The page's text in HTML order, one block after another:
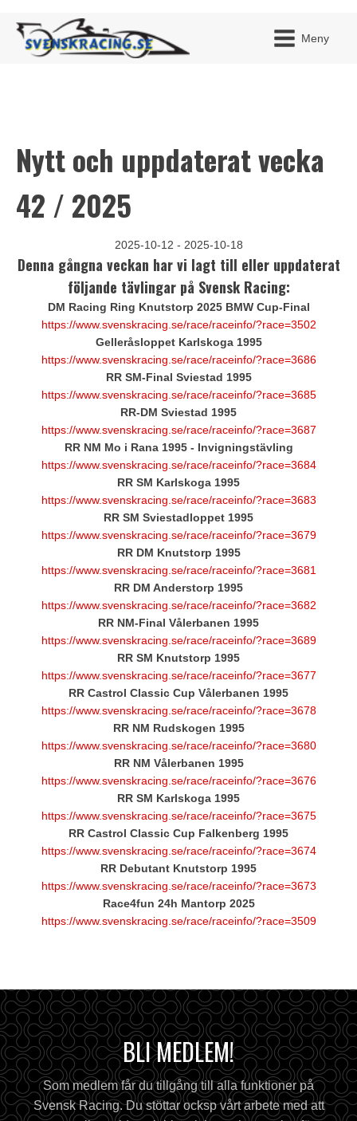
Meny
BLI
MITT
Nytt och uppdaterat vecka
42 / 2025
2025-10-12 - 2025-10-18
Denna gångna veckan har vi lagt till eller uppdaterat
följande tävlingar på Svensk Racing:
DM Racing Ring Knutstorp 2025 BMW Cup-Final
https://www.svenskracing.se/race/raceinfo/?race=3502
Gelleråsloppet Karlskoga 1995
https://www.svenskracing.se/race/raceinfo/?race=3686
RR SM-Final Sviestad 1995
https://www.svenskracing.se/race/raceinfo/?race=3685
RR-DM Sviestad 1995
https://www.svenskracing.se/race/raceinfo/?race=3687
RR NM Mo i Rana 1995 - Invigningstävling
https://www.svenskracing.se/race/raceinfo/?race=3684
RR SM Karlskoga 1995
https://www.svenskracing.se/race/raceinfo/?race=3683
RR SM Sviestadloppet 1995
https://www.svenskracing.se/race/raceinfo/?race=3679
RR DM Knutstorp 1995
https://www.svenskracing.se/race/raceinfo/?race=3681
RR DM Anderstorp 1995
https://www.svenskracing.se/race/raceinfo/?race=3682
RR NM-Final Vålerbanen 1995
https://www.svenskracing.se/race/raceinfo/?race=3689
RR SM Knutstorp 1995
https://www.svenskracing.se/race/raceinfo/?race=3677
RR Castrol Classic Cup Vålerbanen 1995
https://www.svenskracing.se/race/raceinfo/?race=3678
RR NM Rudskogen 1995
https://www.svenskracing.se/race/raceinfo/?race=3680
RR NM Vålerbanen 1995
https://www.svenskracing.se/race/raceinfo/?race=3676
RR SM Karlskoga 1995
https://www.svenskracing.se/race/raceinfo/?race=3675
RR Castrol Classic Cup Falkenberg 1995
https://www.svenskracing.se/race/raceinfo/?race=3674
RR Debutant Knutstorp 1995
https://www.svenskracing.se/race/raceinfo/?race=3673
Race4fun 24h Mantorp 2025
https://www.svenskracing.se/race/raceinfo/?race=3509
BLI MEDLEM!
Som medlem får du tillgång till alla funktioner på
Svensk Racing. Du stöttar ocksp vårt arbete med att